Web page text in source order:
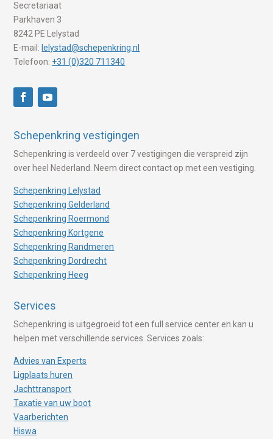
Secretariaat
Parkhaven 3
8242 PE Lelystad
E-mail: lelystad@schepenkring.nl
Telefoon: +31 (0)320 711340
Schepenkring vestigingen
Schepenkring is verdeeld over 7 vestigingen die verspreid zijn
over heel Nederland. Neem direct contact op met een vestiging.
Schepenkring Lelystad
Schepenkring Gelderland
Schepenkring Roermond
Schepenkring Kortgene
Schepenkring Randmeren
Schepenkring Dordrecht
Schepenkring Heeg
Services
Schepenkring is uitgegroeid tot een full service center en kan u
helpen met verschillende services. Services zoals:
Advies van Experts
Ligplaats huren
Jachttransport
Taxatie van uw boot
Vaarberichten
Hiswa